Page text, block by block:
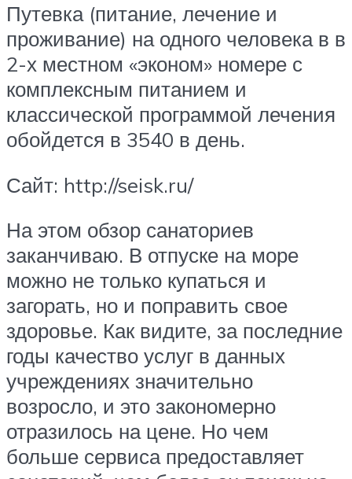
Путевка (питание, лечение и
проживание) на одного человека в в
2-х местном «эконом» номере с
комплексным питанием и
классической программой лечения
обойдется в 3540 в день.
Сайт: http://seisk.ru/
На этом обзор санаториев
заканчиваю. В отпуске на море
можно не только купаться и
загорать, но и поправить свое
здоровье. Как видите, за последние
годы качество услуг в данных
учреждениях значительно
возросло, и это закономерно
отразилось на цене. Но чем
больше сервиса предоставляет